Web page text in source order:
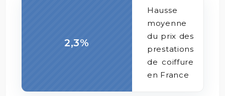
2,3%
Hausse
moyenne
du prix des
prestations
de coiffure
en France